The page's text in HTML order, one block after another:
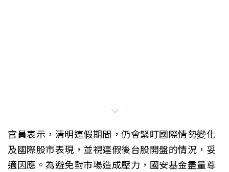
官員表示，清明連假期間，仍會緊盯國際情勢變化
及國際股市表現，並視連假後台股開盤的情況，妥
適因應。為避免對市場造成壓力，國安基金盡量尊